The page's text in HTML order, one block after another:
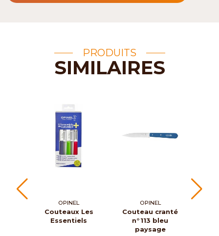
PRODUITS
SIMILAIRES
OPINEL
Couteaux Les
Essentiels
OPINEL
Couteau cranté
n°113 bleu
paysage